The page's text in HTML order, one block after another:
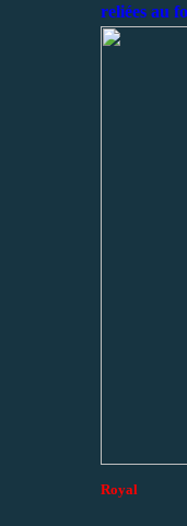
reliées au
Royal